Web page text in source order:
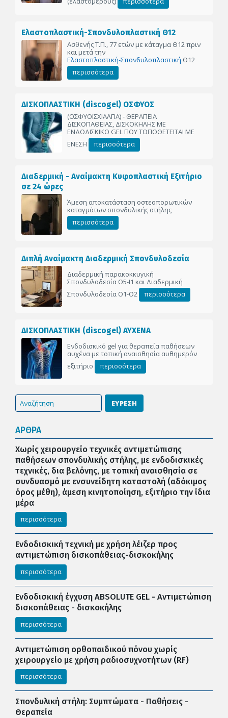
Ελαστοπλαστική-Σπονδυλοπλαστική Θ12
Ασθενής Τ.Π., 77 ετών με κάταγμα Θ12 πριν
και μετά την
Ελαστοπλαστική-Σπονδυλοπλαστική Θ12
περισσότερα
ΔΙΣΚΟΠΛΑΣΤΙΚΗ (discogel) ΟΣΦΥΟΣ
(ΟΣΦΥΟΙΣΧΙΑΛΓΙΑ) - ΘΕΡΑΠΕΙΑ
ΔΙΣΚΟΠΑΘΕΙΑΣ, ΔΙΣΚΟΚΗΛΗΣ ΜΕ
ΕΝΔΟΔΙΣΚΙΚΟ GEL ΠΟΥ ΤΟΠΟΘΕΤΕΙΤΑΙ ΜΕ
ΕΝΕΣΗ
περισσότερα
Διαδερμική - Αναίμακτη Κυφοπλαστική Εξιτήριο
σε 24 ώρες
Άμεση αποκατάσταση οστεοπορωτικών
καταγμάτων σπονδυλικής στήλης
περισσότερα
Διπλή Αναίμακτη Διαδερμική Σπονδυλοδεσία
Διαδερμική παρακοκκυγική
Σπονδυλοδεσία Ο5-Ι1 και Διαδερμική
Σπονδυλοδεσία Ο1-Ο2
περισσότερα
ΔΙΣΚΟΠΛΑΣΤΙΚΗ (discogel) ΑΥΧΕΝΑ
Ενδοδισκικό gel για θεραπεία παθήσεων
αυχένα με τοπική αναισθησία αυθημερόν
εξιτήριο
περισσότερα
ΕΥΡΕΣΗ
ΑΡΘΡΑ
Χωρίς χειρουργείο τεχνικές αντιμετώπισης
παθήσεων σπονδυλικής στήλης, με ενδοδισκικές
τεχνικές, δια βελόνης, με τοπική αναισθησία σε
συνδυασμό με ενσυνείδητη καταστολή (αδόκιμος
όρος μέθη), άμεση κινητοποίηση, εξιτήριο την ίδια
μέρα
περισσότερα
Ενδοδισκική τεχνική με χρήση λέιζερ προς
αντιμετώπιση δισκοπάθειας-δισκοκήλης
περισσότερα
Ενδοδισκική έγχυση ABSOLUTE GEL - Αντιμετώπιση
δισκοπάθειας - δισκοκήλης
περισσότερα
Αντιμετώπιση ορθοπαιδικού πόνου χωρίς
χειρουργείο με χρήση ραδιοσυχνοτήτων (RF)
περισσότερα
Σπονδυλική στήλη: Συμπτώματα - Παθήσεις -
Θεραπεία